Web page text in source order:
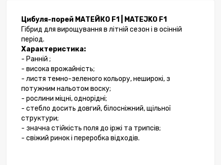
Цибуля-порей МАТЕЙКО F1 | MATEJKO F1
Гібрид для вирощування в літній сезон і в осінній
період.
Характеристика:
- Ранній ;
- висока врожайність;
- листя темно-зеленого кольору, неширокі, з
потужним нальотом воску;
- рослини міцні, однорідні;
- стебло досить довгий, білосніжний, щільної
структури;
- значна стійкість поля до іржі та трипсів;
- свіжий ринок і переробка відходів.